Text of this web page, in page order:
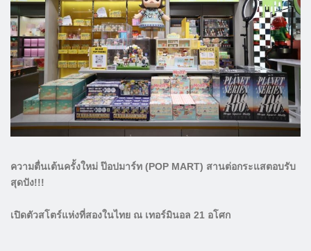
ความตื่นเต้นครั้งใหม่ ป๊อปมาร์ท (POP MART) สานต่อกระแสตอบรับ
สุดปัง!!!
เปิดตัวสโตร์แห่งที่สองในไทย ณ เทอร์มินอล 21 อโศก